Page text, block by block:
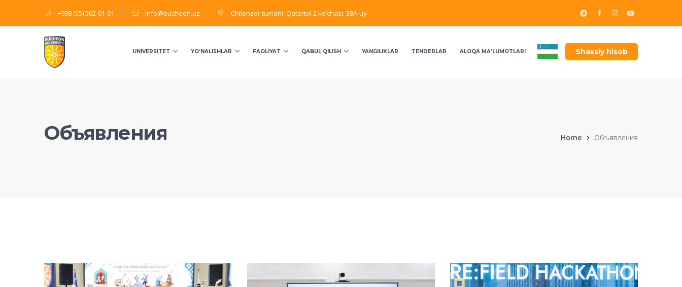
+998 (55) 502-01-01 info@bucheon.uz Chilonzor tumani, Qatortol 2 ko’chasi, 38A-uy
Shaxsiy hisob
UNIVERSITET YO’NALISHLAR FAOLIYAT QABUL QILISH YANGILIKLAR TENDERLAR ALOQA MA’LUMOTLARI
Объявления Home Объявления